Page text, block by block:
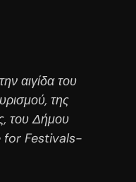
αιγίδα του
της
του Δήμου
for Festivals-